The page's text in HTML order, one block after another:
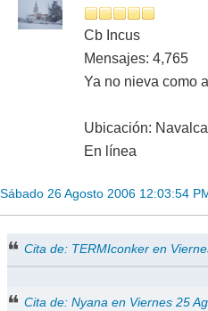
Cb Incus
Mensajes: 4,765
Ya no nieva como
Ubicación:
En línea
Sábado 26 Agosto 2006 12:03:54
Cita de: TERMIconker en
Cita de: Nyana en Viernes 25